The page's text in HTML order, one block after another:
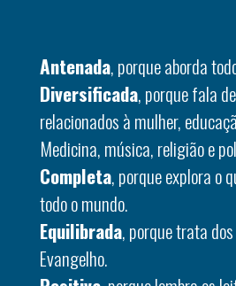
Antenada, porque aborda
Diversificada, porque fala
relacionados à mulher,
Medicina, música, religião e
Completa, porque explora o
todo o mundo.
Equilibrada, porque trata
Evangelho.